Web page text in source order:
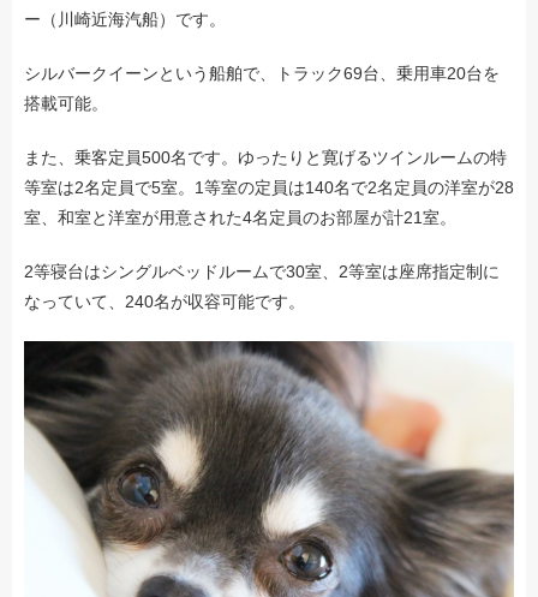
ー（川崎近海汽船）です。
シルバークイーンという船舶で、トラック69台、乗用車20台を
搭載可能。
また、乗客定員500名です。ゆったりと寛げるツインルームの特
等室は2名定員で5室。1等室の定員は140名で2名定員の洋室が28
室、和室と洋室が用意された4名定員のお部屋が計21室。
2等寝台はシングルベッドルームで30室、2等室は座席指定制に
なっていて、240名が収容可能です。